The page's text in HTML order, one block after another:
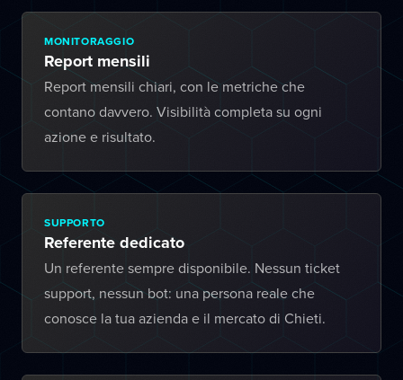
MONITORAGGIO
Report mensili
Report mensili chiari, con le metriche che
contano davvero. Visibilità completa su ogni
azione e risultato.
SUPPORTO
Referente dedicato
Un referente sempre disponibile. Nessun ticket
support, nessun bot: una persona reale che
conosce la tua azienda e il mercato di Chieti.